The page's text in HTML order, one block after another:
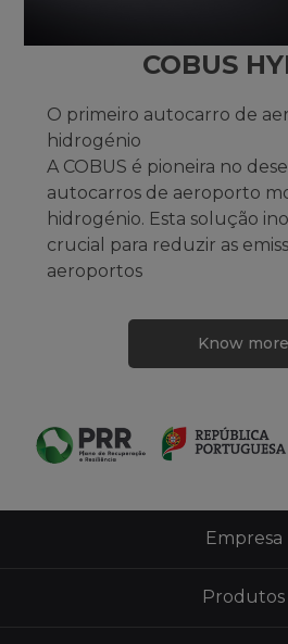
COBUS
O primeiro autocarro de
hidrogénio
A COBUS é pioneira no
autocarros de aeroporto
hidrogénio. Esta solução
crucial para reduzir as
aeroportos
Know more
Empresa
Produtos